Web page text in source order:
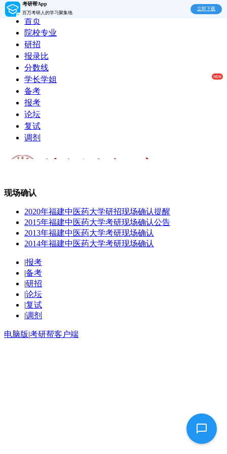
考研帮App
百万考研人的学习聚集地
立即下载
首页
院校专业
研招
报录比
分数线
学长学姐
备考
报考
论坛
复试
调剂
现场确认
2020年福建中医药大学研招现场确认提醒
2015年福建中医药大学考研现场确认公告
2013年福建中医药大学考研现场确认
2014年福建中医药大学考研现场确认
|报考
|备考
|研招
|论坛
|复试
|调剂
电脑版|考研帮客户端